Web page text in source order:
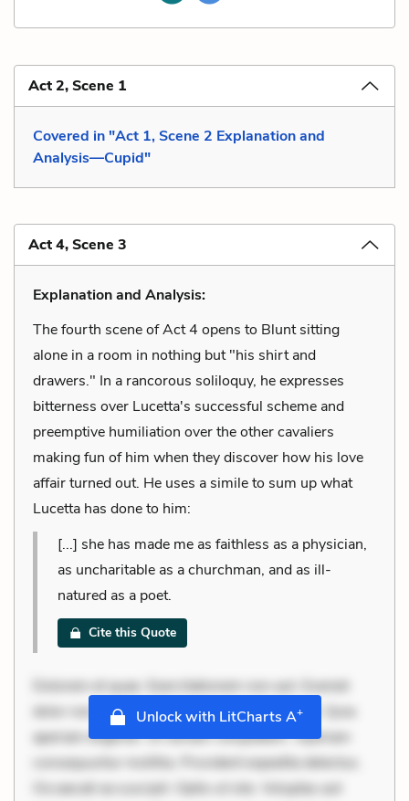
Act 2, Scene 1
Covered in "Act 1, Scene 2 Explanation and
Analysis—Cupid"
Act 4, Scene 3
Explanation and Analysis:
The fourth scene of Act 4 opens to Blunt sitting
alone in a room in nothing but "his shirt and
drawers." In a rancorous soliloquy, he expresses
bitterness over Lucetta's successful scheme and
preemptive humiliation over the other cavaliers
making fun of him when they discover how his love
affair turned out. He uses a simile to sum up what
Lucetta has done to him:
[...] she has made me as faithless as a physician,
as uncharitable as a churchman, and as ill-
natured as a poet.
Cite this Quote
Dolorem et quae. Exercitationem non aut. Eveniet
dolor non. Incidunt dolores sunt. Ad dolor at. Quia
aperiam eligendi. Ut veniam voluptatem. Aperiam
consequuntur mollitia. Provident expedita delectus.
Occaecati ea suscipit. Optio ut iste. Voluptas aut
Unlock with LitCharts A+